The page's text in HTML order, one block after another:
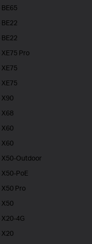
Pro
X90
X68
X60
X60
X50-Outdoor
PoE
Pro
X50
4G
X20